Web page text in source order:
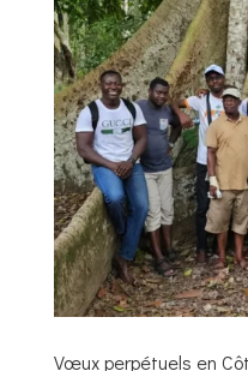
Vœux perpétuels en